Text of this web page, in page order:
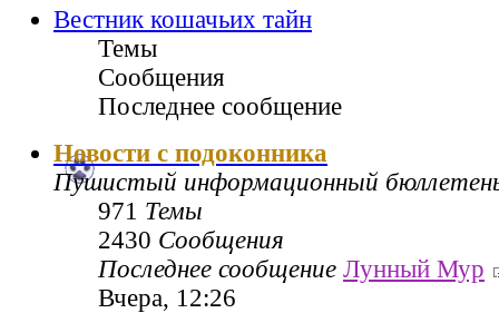
Вестник кошачьих тайн
Темы
Сообщения
Последнее сообщение
Новости с подоконника
Пушистый информационный
971 Темы
2430 Сообщения
Последнее сообщение Лунный Мур
Вчера, 12:26